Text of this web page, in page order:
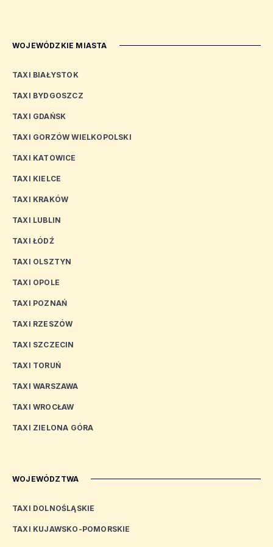
WOJEWÓDZKIE MIASTA
TAXI BIAŁYSTOK
TAXI BYDGOSZCZ
TAXI GDAŃSK
TAXI GORZÓW WIELKOPOLSKI
TAXI KATOWICE
TAXI KIELCE
TAXI KRAKÓW
TAXI LUBLIN
TAXI ŁÓDŹ
TAXI OLSZTYN
TAXI OPOLE
TAXI POZNAŃ
TAXI RZESZÓW
TAXI SZCZECIN
TAXI TORUŃ
TAXI WARSZAWA
TAXI WROCŁAW
TAXI ZIELONA GÓRA
WOJEWÓDZTWA
TAXI DOLNOŚLĄSKIE
TAXI KUJAWSKO-POMORSKIE